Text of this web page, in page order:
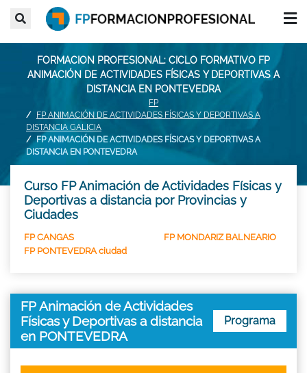
FORMACION PROFESIONAL: CICLO FORMATIVO FP
ANIMACIÓN DE ACTIVIDADES FÍSICAS Y DEPORTIVAS A
DISTANCIA EN PONTEVEDRA
FP
FP ANIMACIÓN DE ACTIVIDADES FÍSICAS Y DEPORTIVAS A
DISTANCIA GALICIA
FP ANIMACIÓN DE ACTIVIDADES FÍSICAS Y DEPORTIVAS A
DISTANCIA EN PONTEVEDRA
Curso FP Animación de Actividades Físicas y
Deportivas a distancia por Provincias y
Ciudades
FP CANGAS
FP MONDARIZ BALNEARIO
FP PONTEVEDRA ciudad
FP Animación de Actividades
Físicas y Deportivas a distancia
en PONTEVEDRA
Programa